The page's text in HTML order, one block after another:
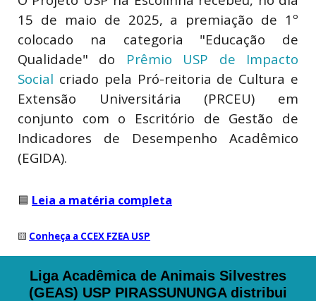
15 de maio de 2025, a premiação de 1º
colocado na categoria "Educação de
Qualidade" do Prêmio USP de Impacto
Social criado pela Pró-reitoria de Cultura e
Extensão Universitária (PRCEU) em
conjunto com o Escritório de Gestão de
Indicadores de Desempenho Acadêmico
(EGIDA).
🟦 Leia a matéria completa
🟨 Conheça a CCEX FZEA USP
Liga Acadêmica de Animais Silvestres
(GEAS) USP PIRASSUNUNGA distribui